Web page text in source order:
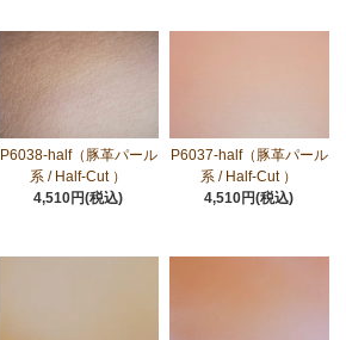
P6038-half（豚革パール
系 / Half-Cut ）
4,510円(税込)
P6037-half（豚革パール
系 / Half-Cut ）
4,510円(税込)